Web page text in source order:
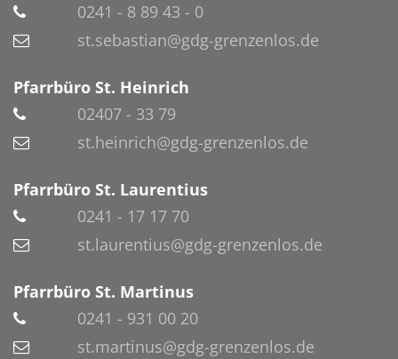
0241 - 8 89 43 - 0
st.sebastian@gdg-grenzenlos.de
Pfarrbüro St. Heinrich
02407 - 33 79
st.heinrich@gdg-grenzenlos.de
Pfarrbüro St. Laurentius
0241 - 17 17 70
st.laurentius@gdg-grenzenlos.de
Pfarrbüro St. Martinus
0241 - 931 00 20
st.martinus@gdg-grenzenlos.de